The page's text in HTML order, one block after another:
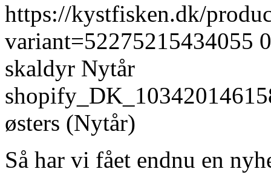
https://kystfisken.dk/
variant=52275215434055 0
skaldyr Nytår
østers (Nytår)
Så har vi fået endnu en